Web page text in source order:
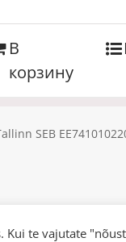
В
корзину
SEB
Rights Reserved |
te vajutate